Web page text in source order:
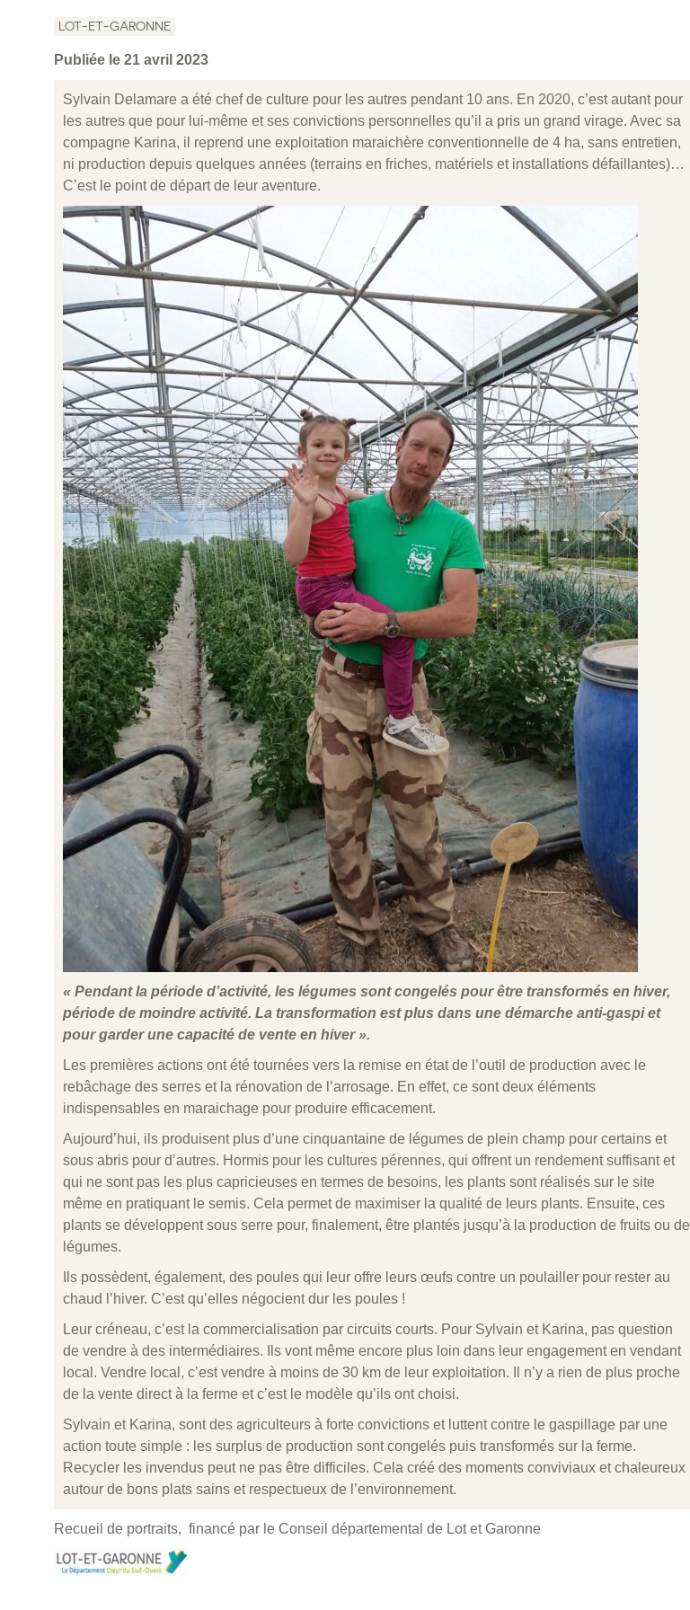
LOT-ET-GARONNE
Publiée le 21 avril 2023
Sylvain Delamare a été chef de culture pour les autres pendant 10 ans. En 2020, c’est autant pour
les autres que pour lui-même et ses convictions personnelles qu’il a pris un grand virage. Avec sa
compagne Karina, il reprend une exploitation maraichère conventionnelle de 4 ha, sans entretien,
ni production depuis quelques années (terrains en friches, matériels et installations défaillantes)…
C’est le point de départ de leur aventure.
« Pendant la période d’activité, les légumes sont congelés pour être transformés en hiver,
période de moindre activité. La transformation est plus dans une démarche anti-gaspi et
pour garder une capacité de vente en hiver ».
Les premières actions ont été tournées vers la remise en état de l’outil de production avec le
rebâchage des serres et la rénovation de l’arrosage. En effet, ce sont deux éléments
indispensables en maraichage pour produire efficacement.
Aujourd’hui, ils produisent plus d’une cinquantaine de légumes de plein champ pour certains et
sous abris pour d’autres. Hormis pour les cultures pérennes, qui offrent un rendement suffisant et
qui ne sont pas les plus capricieuses en termes de besoins, les plants sont réalisés sur le site
même en pratiquant le semis. Cela permet de maximiser la qualité de leurs plants. Ensuite, ces
plants se développent sous serre pour, finalement, être plantés jusqu’à la production de fruits ou de
légumes.
Ils possèdent, également, des poules qui leur offre leurs œufs contre un poulailler pour rester au
chaud l’hiver. C’est qu’elles négocient dur les poules !
Leur créneau, c’est la commercialisation par circuits courts. Pour Sylvain et Karina, pas question
de vendre à des intermédiaires. Ils vont même encore plus loin dans leur engagement en vendant
local. Vendre local, c’est vendre à moins de 30 km de leur exploitation. Il n’y a rien de plus proche
de la vente direct à la ferme et c’est le modèle qu’ils ont choisi.
Sylvain et Karina, sont des agriculteurs à forte convictions et luttent contre le gaspillage par une
action toute simple : les surplus de production sont congelés puis transformés sur la ferme.
Recycler les invendus peut ne pas être difficiles. Cela créé des moments conviviaux et chaleureux
autour de bons plats sains et respectueux de l’environnement.
Recueil de portraits, financé par le Conseil départemental de Lot et Garonne